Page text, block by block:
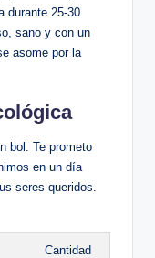
durante 25-30
sano y con un
asome por la
bol. Te prometo
en un día
seres queridos.
Cantidad